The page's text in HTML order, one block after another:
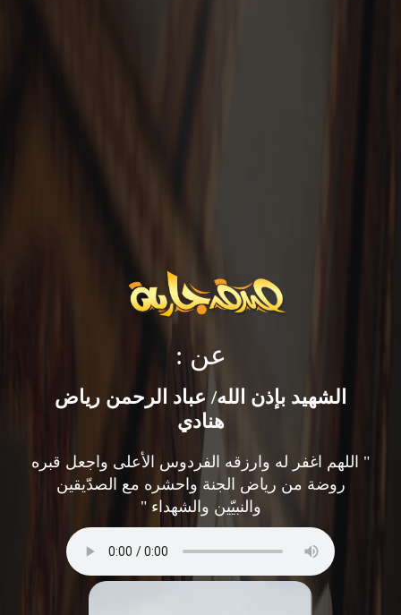
عن :
الشهيد بإذن الله/ عباد الرحمن رياض
هنادي
" اللهم اغفر له وارزقه الفردوس الأعلى واجعل قبره
روضة من رياض الجنة واحشره مع الصدّيقين
والنبيّين والشهداء "